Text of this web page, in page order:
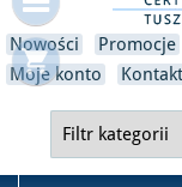
shopping_cart
Nowości Promocje
Moje konto
Kontakt
Anulować